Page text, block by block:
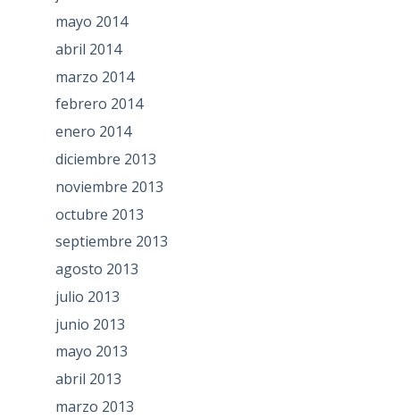
mayo 2014
abril 2014
marzo 2014
febrero 2014
enero 2014
diciembre 2013
noviembre 2013
octubre 2013
septiembre 2013
agosto 2013
julio 2013
junio 2013
mayo 2013
abril 2013
marzo 2013